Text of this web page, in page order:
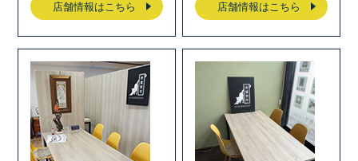
店舗情報はこちら 店舗情報はこちら